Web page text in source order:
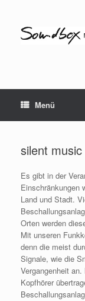
springen
Menü
silent music
Es gibt in der
Einschränkungen
Land und Stadt.
Orten werden
Mit unseren
denn die meist
Signale, wie die
Vergangenheit
Kopfhörer